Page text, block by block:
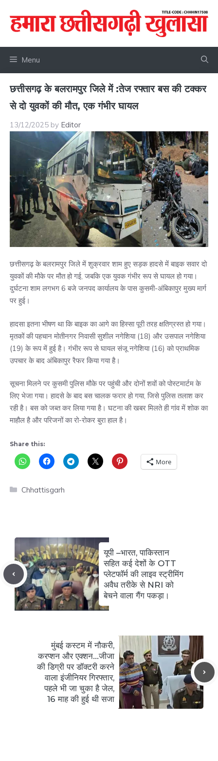
content
Menu
छत्तीसगढ़ के बलरामपुर जिले में :तेज रफ्तार बस की टक्कर
से दो युवकों की मौत, एक गंभीर घायल
13/12/2025 by Editor
छत्तीसगढ़ के बलरामपुर जिले में शुक्रवार शाम हुए सड़क हादसे में बाइक सवार दो
युवकों की मौके पर मौत हो गई, जबकि एक युवक गंभीर रूप से घायल हो गया।
दुर्घटना शाम लगभग 6 बजे जनपद कार्यालय के पास कुसमी-अंबिकापुर मुख्य मार्ग
पर हुई।
हादसा इतना भीषण था कि बाइक का आगे का हिस्सा पूरी तरह क्षतिग्रस्त हो गया।
मृतकों की पहचान मोतीनगर निवासी सुशील नगेशिया (18) और उसपाल नगेशिया
(19) के रूप में हुई है। गंभीर रूप से घायल संजू नगेशिया (16) को प्राथमिक
उपचार के बाद अंबिकापुर रैफर किया गया है।
सूचना मिलने पर कुसमी पुलिस मौके पर पहुंची और दोनों शवों को पोस्टमार्टम के
लिए भेजा गया। हादसे के बाद बस चालक फरार हो गया, जिसे पुलिस तलाश कर
रही है। बस को जब्त कर लिया गया है। घटना की खबर मिलते ही गांव में शोक का
माहौल है और परिजनों का रो-रोकर बुरा हाल है।
Share this:
More
Categories
Chhattisgarh
यूपी –भारत, पाकिस्तान
सहित कई देशों के OTT
प्लेटफॉर्म की लाइव स्ट्रीमिंग
अवैध तरीके से NRI को
बेचने वाला गैंग पकड़ा।
मुंबई कस्टम में नौकरी,
करप्शन और एक्शन…जीजा
की डिग्री पर डॉक्टरी करने
वाला इंजीनियर गिरफ्तार,
पहले भी जा चुका है जेल,
16 माह की हुई थी सजा